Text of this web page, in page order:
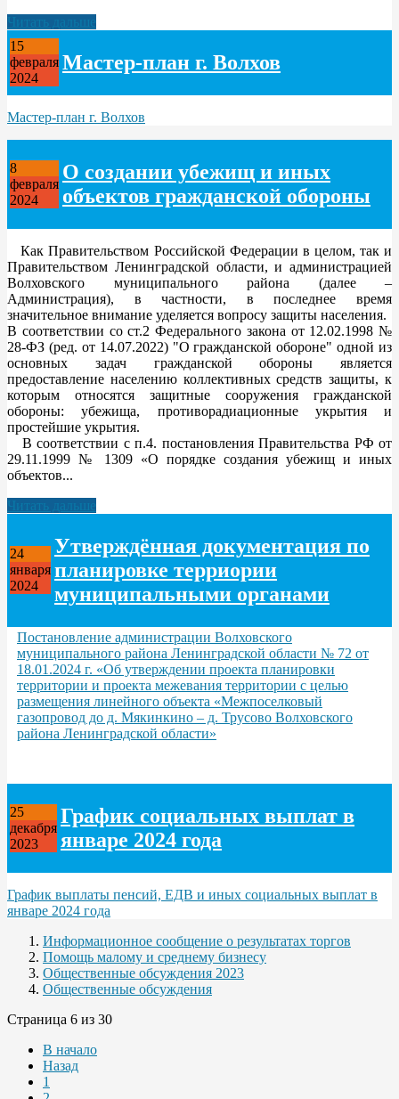
Читать дальше
15
февраля
2024
Мастер-план г. Волхов
Мастер-план г. Волхов
8
февраля
2024
О создании убежищ и иных
объектов гражданской обороны
Как Правительством Российской Федерации в целом, так и
Правительством Ленинградской области, и администрацией
Волховского муниципального района (далее –
Администрация), в частности, в последнее время
значительное внимание уделяется вопросу защиты населения.
В соответствии со ст.2 Федерального закона от 12.02.1998 №
28-ФЗ (ред. от 14.07.2022) "О гражданской обороне" одной из
основных задач гражданской обороны является
предоставление населению коллективных средств защиты, к
которым относятся защитные сооружения гражданской
обороны: убежища, противорадиационные укрытия и
простейшие укрытия.
В соответствии с п.4. постановления Правительства РФ от
29.11.1999 № 1309 «О порядке создания убежищ и иных
объектов...
Читать дальше
24
января
2024
Утверждённая документация по
планировке терриории
муниципальными органами
Постановление администрации Волховского
муниципального района Ленинградской области № 72 от
18.01.2024 г. «Об утверждении проекта планировки
территории и проекта межевания территории с целью
размещения линейного объекта «Межпоселковый
газопровод до д. Мякинкино – д. Трусово Волховского
района Ленинградской области»
25
декабря
2023
График социальных выплат в
январе 2024 года
График выплаты пенсий, ЕДВ и иных социальных выплат в
январе 2024 года
Информационное сообщение о результатах торгов
Помощь малому и среднему бизнесу
Общественные обсуждения 2023
Общественные обсуждения
Страница 6 из 30
В начало
Назад
1